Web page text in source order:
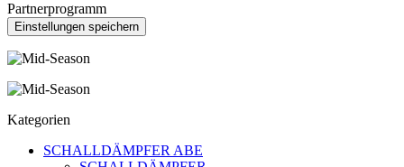
Partnerprogramm
Kategorien
SCHALLDÄMPFER ABE